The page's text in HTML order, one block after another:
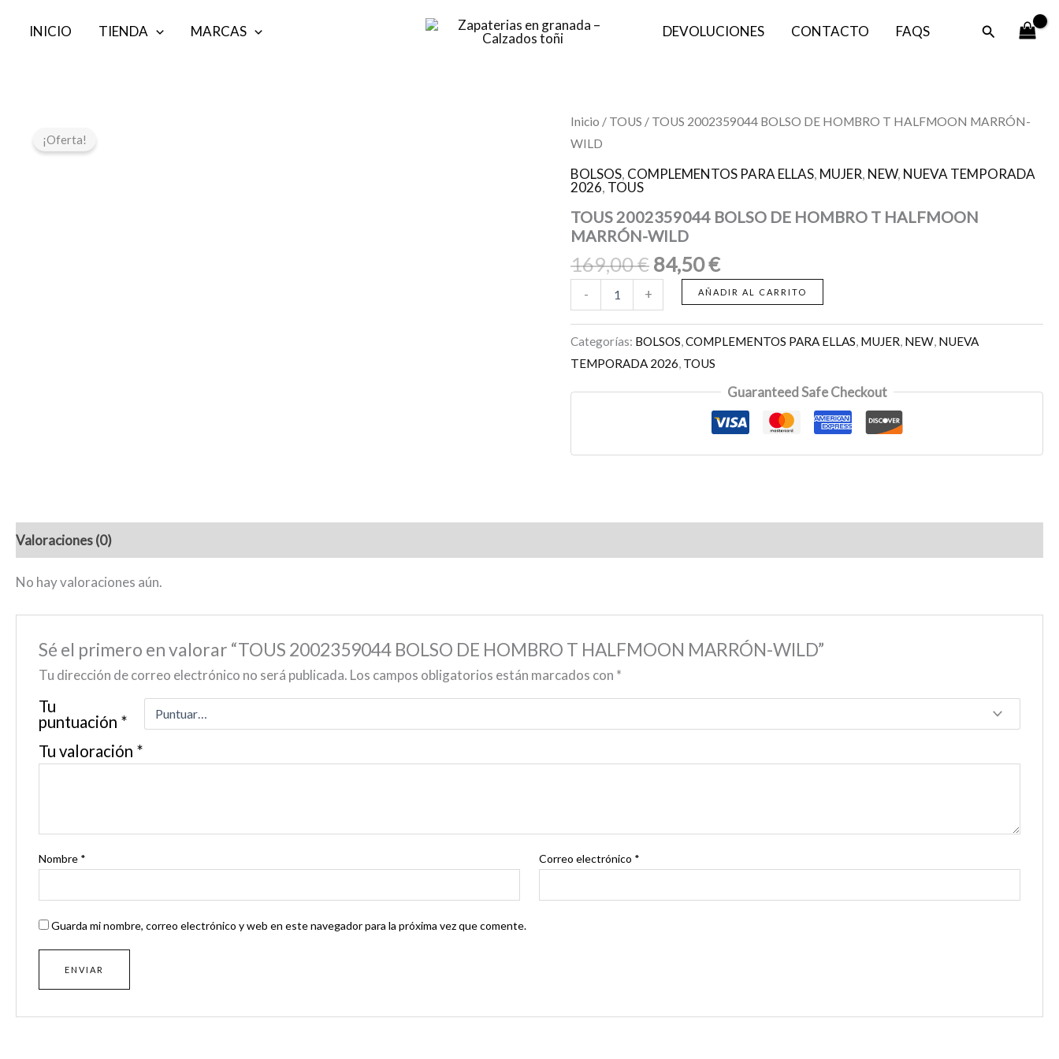
INICIO TIENDA MARCAS DEVOLUCIONES CONTACTO FAQS Buscar
¡Oferta!
Inicio / TOUS / TOUS 2002359044 BOLSO DE HOMBRO T HALFMOON MARRÓN-
WILD
BOLSOS, COMPLEMENTOS PARA ELLAS, MUJER, NEW, NUEVA TEMPORADA
2026, TOUS
TOUS 2002359044 BOLSO DE HOMBRO T HALFMOON
MARRÓN-WILD
169,00€
El
original
era:
169,00 €.
84,50€
El
actual
es:
84,50 €.
-
TOUS
BOLSO
HOMBRO
T
HALFMOON
MARRÓN-
WILD
cantidad
+ AÑADIR AL CARRITO
Categorías: BOLSOS,COMPLEMENTOS PARA ELLAS, MUJER, NEW, NUEVA
TEMPORADA 2026, TOUS
Guaranteed Safe Checkout
Valoraciones (0)
No hay valoraciones aún.
Sé el primero en valorar “TOUS 2002359044 BOLSO DE HOMBRO T HALFMOON MARRÓN-WILD”
Tu dirección de correo electrónico no será publicada. Los campos obligatorios están marcados con *
Tu
puntuación *
Tu valoración *
Nombre * Correo electrónico *
Guarda mi nombre, correo electrónico y web en este navegador para la próxima vez que comente.
169,00 €.
84,50 €.HALFMOON